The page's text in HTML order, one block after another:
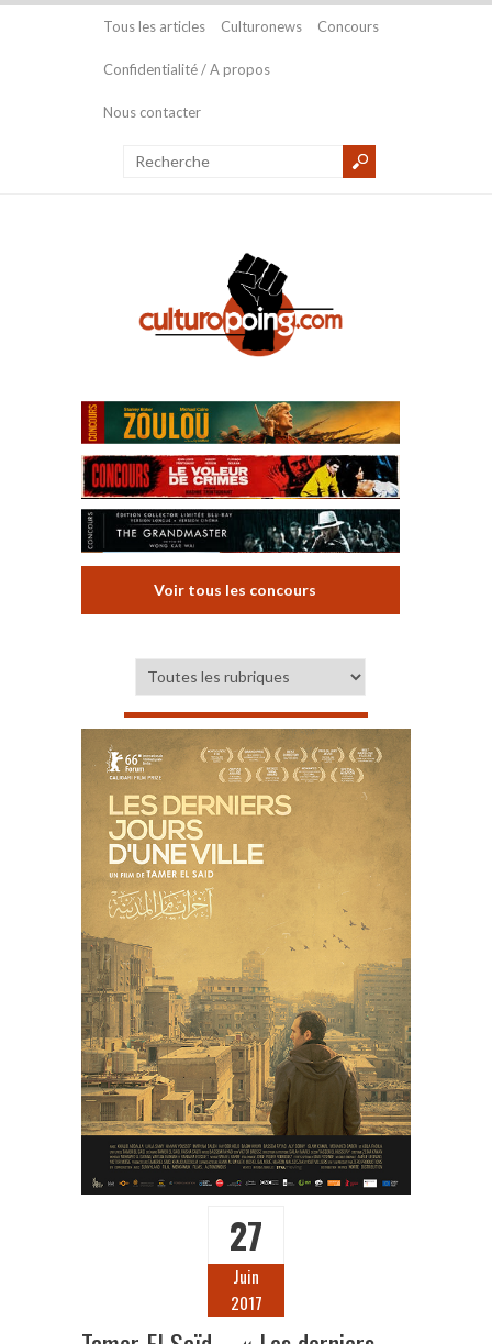
Tous les articles Culturonews Concours
Confidentialité / A propos
Nous contacter
Voir tous les concours
27
Juin
2017